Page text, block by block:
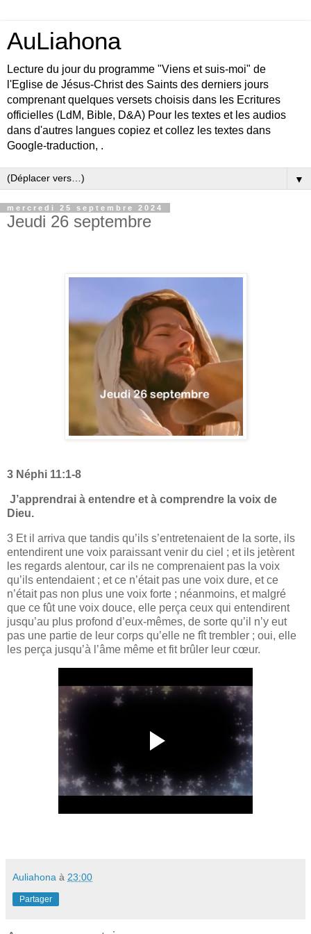
AuLiahona
Lecture du jour du programme "Viens et suis-moi" de
l'Eglise de Jésus-Christ des Saints des derniers jours
comprenant quelques versets choisis dans les Ecritures
officielles (LdM, Bible, D&A) Pour les textes et les audios
dans d'autres langues copiez et collez les textes dans
Google-traduction, .
▼
mercredi 25 septembre 2024
Jeudi 26 septembre
3 Néphi 11:1-8
J’apprendrai à entendre et à comprendre la voix de
Dieu.
3 Et il arriva que tandis qu’ils s’entretenaient de la sorte, ils
entendirent une voix paraissant venir du ciel ; et ils jetèrent
les regards alentour, car ils ne comprenaient pas la voix
qu’ils entendaient ; et ce n’était pas une voix dure, et ce
n’était pas non plus une voix forte ; néanmoins, et malgré
que ce fût une voix douce, elle perça ceux qui entendirent
jusqu’au plus profond d’eux-mêmes, de sorte qu’il n’y eut
pas une partie de leur corps qu’elle ne fît trembler ; oui, elle
les perça jusqu’à l’âme même et fit brûler leur cœur.
Auliahona à 23:00
Partager